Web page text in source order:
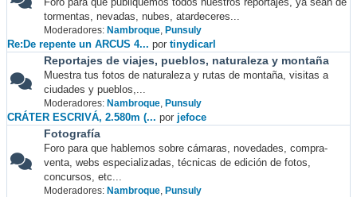
tormentas, nevadas, nubes, atardeceres...
Moderadores: Nambroque, Punsuly
Re:De repente un ARCUS 4... por tinydicarl
Reportajes de viajes, pueblos, naturaleza y montaña
Muestra tus fotos de naturaleza y rutas de montaña, visitas a
ciudades y pueblos,...
Moderadores: Nambroque, Punsuly
CRÁTER ESCRIVÁ, 2.580m (... por jefoce
Fotografía
Foro para que hablemos sobre cámaras, novedades, compra-
venta, webs especializadas, técnicas de edición de fotos,
concursos, etc...
Moderadores: Nambroque, Punsuly